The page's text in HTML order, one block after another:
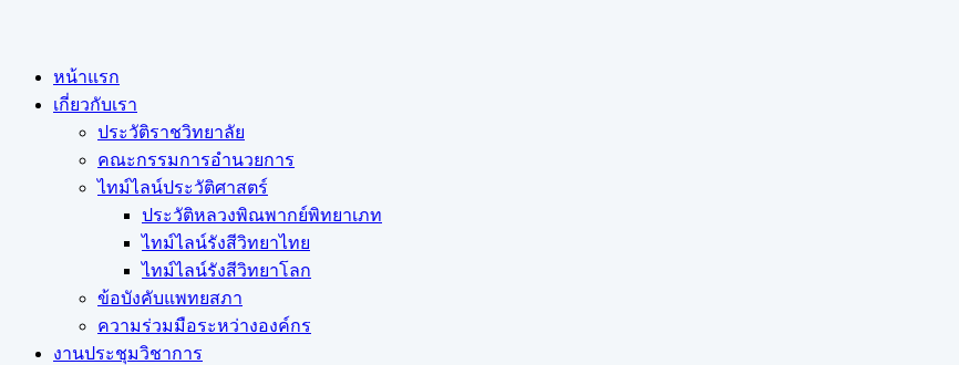
หน้าแรก
เกี่ยวกับเรา
ประวัติราชวิทยาลัย
คณะกรรมการอำนวยการ
ไทม์ไลน์ประวัติศาสตร์
ประวัติหลวงพิณพากย์พิทยาเภท
ไทม์ไลน์รังสีวิทยาไทย
ไทม์ไลน์รังสีวิทยาโลก
ข้อบังคับแพทยสภา
ความร่วมมือระหว่างองค์กร
งานประชุมวิชาการ